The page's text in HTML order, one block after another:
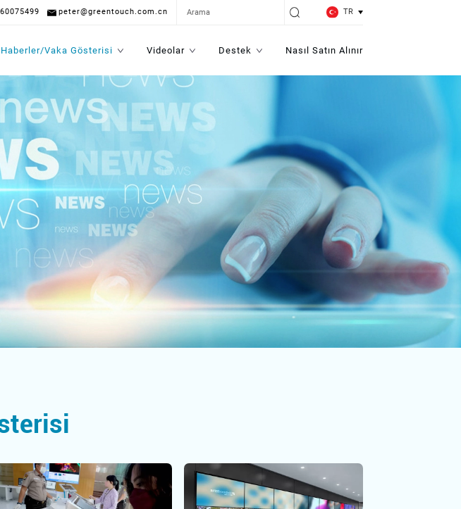
peter@greentouch.com.cn TR
Haberler/Vaka Gösterisi Videolar Destek Nasıl Satın Alınır